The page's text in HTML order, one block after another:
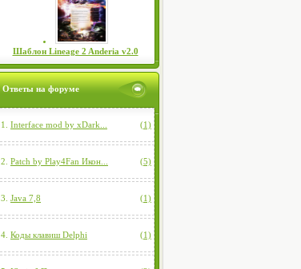
Шаблон Lineage 2 Anderia v2.0
Ответы на форуме
1. Interface mod by xDark... (1)
2. Patch by Play4Fan Икон... (5)
3. Java 7,8 (1)
4. Коды клавиш Delphi (1)